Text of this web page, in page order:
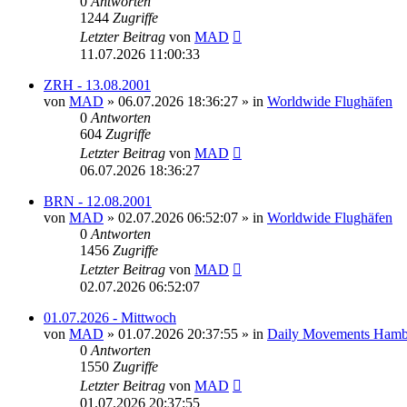
1244 Zugriffe
Letzter Beitrag von MAD
11.07.2026 11:00:33
ZRH - 13.08.2001
von MAD » 06.07.2026 18:36:27 » in Worldwide Flughäfen
0 Antworten
604 Zugriffe
Letzter Beitrag von MAD
06.07.2026 18:36:27
BRN - 12.08.2001
von MAD » 02.07.2026 06:52:07 » in Worldwide Flughäfen
0 Antworten
1456 Zugriffe
Letzter Beitrag von MAD
02.07.2026 06:52:07
01.07.2026 - Mittwoch
von MAD » 01.07.2026 20:37:55 » in Daily Movements
0 Antworten
1550 Zugriffe
Letzter Beitrag von MAD
01.07.2026 20:37:55